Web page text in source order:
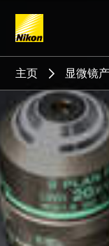
Search
主页 显微镜